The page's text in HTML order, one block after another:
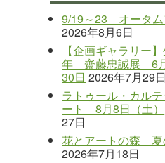
9/19～23 オータ
2026年8月6日
【企画ギャラリー
年 齋藤忠誠展 6
30日 2026年7月29日
ラトゥール・カル
ート 8月8日（土）
27日
花とアートの森
2026年7月18日